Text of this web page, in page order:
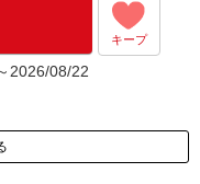
軽にご相談ください。
キープ
2026/08/22